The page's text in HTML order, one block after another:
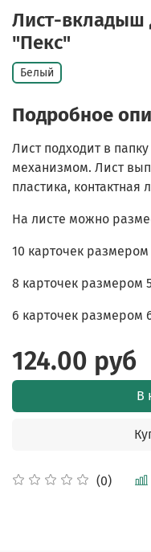
Лист-
"Пекс"
(0)
Белый
124.00 руб
В
Подробное
Лист подходит в
механизмом. Лист
пластика,
На листе можно
10 карточек
8 карточек размером
6 карточек размером